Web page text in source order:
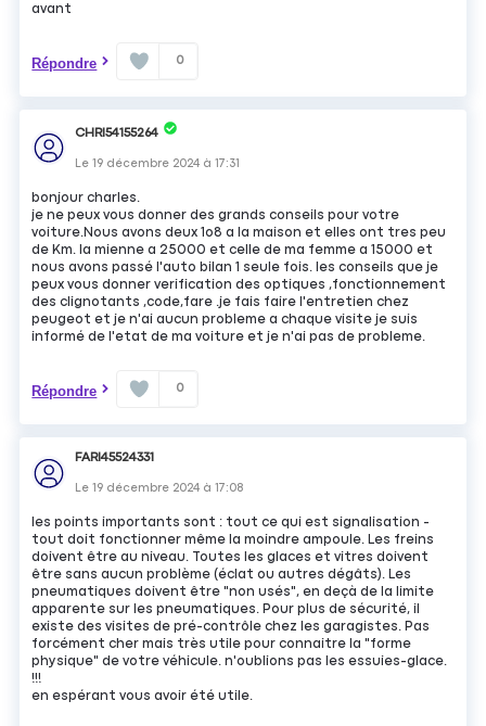
avant
Répondre 0
CHRI54155264
Le19 décembre 2024 à17:31
bonjour charles.
je ne peux vous donner des grands conseils pour votre
voiture.Nous avons deux 1o8 a la maison et elles ont tres peu
de Km. la mienne a 25000 et celle de ma femme a 15000 et
nous avons passé l'auto bilan 1 seule fois. les conseils que je
peux vous donner verification des optiques ,fonctionnement
des clignotants ,code,fare .je fais faire l'entretien chez
peugeot et je n'ai aucun probleme a chaque visite je suis
informé de l'etat de ma voiture et je n'ai pas de probleme.
Répondre 0
FARI45524331
Le19 décembre 2024 à17:08
les points importants sont : tout ce qui est signalisation -
tout doit fonctionner même la moindre ampoule. Les freins
doivent être au niveau. Toutes les glaces et vitres doivent
être sans aucun problème (éclat ou autres dégâts). Les
pneumatiques doivent être "non usés", en deçà de la limite
apparente sur les pneumatiques. Pour plus de sécurité, il
existe des visites de pré-contrôle chez les garagistes. Pas
forcément cher mais très utile pour connaitre la "forme
physique" de votre véhicule. n'oublions pas les essuies-glace.
!!!
en espérant vous avoir été utile.